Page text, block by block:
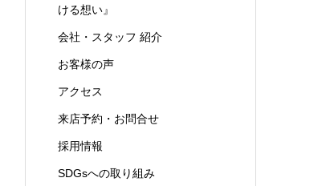
ける想い』
会社・スタッフ 紹介
お客様の声
アクセス
来店予約・お問合せ
採用情報
SDGsへの取り組み